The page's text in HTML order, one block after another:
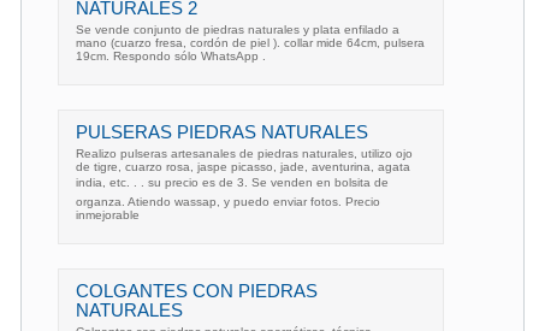
NATURALES 2
Se vende conjunto de piedras naturales y plata enfilado a
mano (cuarzo fresa, cordón de piel ). collar mide 64cm, pulsera
19cm. Respondo sólo WhatsApp .
PULSERAS PIEDRAS NATURALES
Realizo pulseras artesanales de piedras naturales, utilizo ojo
de tigre, cuarzo rosa, jaspe picasso, jade, aventurina, agata
india, etc. . . su precio es de 3. Se venden en bolsita de
organza. Atiendo wassap, y puedo enviar fotos. Precio
inmejorable
COLGANTES CON PIEDRAS
NATURALES